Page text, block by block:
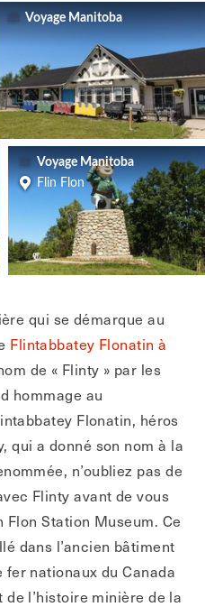
Voyage Manitoba
Voyage Manitoba
Flin Flon
qui se démarque au
Flintabbatey Flonatin à
de « Flinty » par les
hommage au
Flonatin, héros
qui a donné son nom à la
n’oubliez pas de
Flinty avant de vous
Station Museum. Ce
dans l’ancien bâtiment
nationaux du Canada
l’histoire minière de la